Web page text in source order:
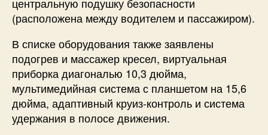
(расположена между водителем и пассажиром).
В списке оборудования также заявлены
подогрев и массажер кресел, виртуальная
приборка диагональю 10,3 дюйма,
мультимедийная система с планшетом на 15,6
дюйма, адаптивный круиз-контроль и система
удержания в полосе движения.